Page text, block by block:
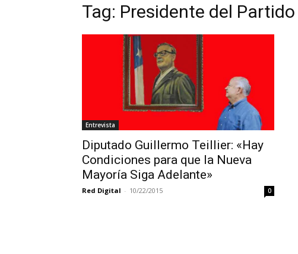
Tag: Presidente del
Entrevista
Diputado Guillermo Teillier: «Hay
Condiciones para que la Nueva
Mayoría Siga Adelante»
Red Digital - 10/22/2015 0